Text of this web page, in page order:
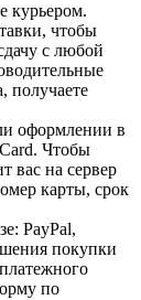
курьером.
чтобы
с любой
получаете
оформлении в
Чтобы
вас на сервер
карты, срок
PayPal,
покупки
по